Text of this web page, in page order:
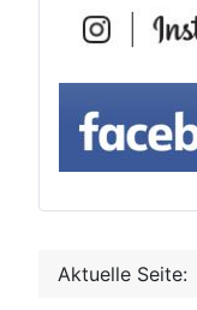
Aktuelle Seite: